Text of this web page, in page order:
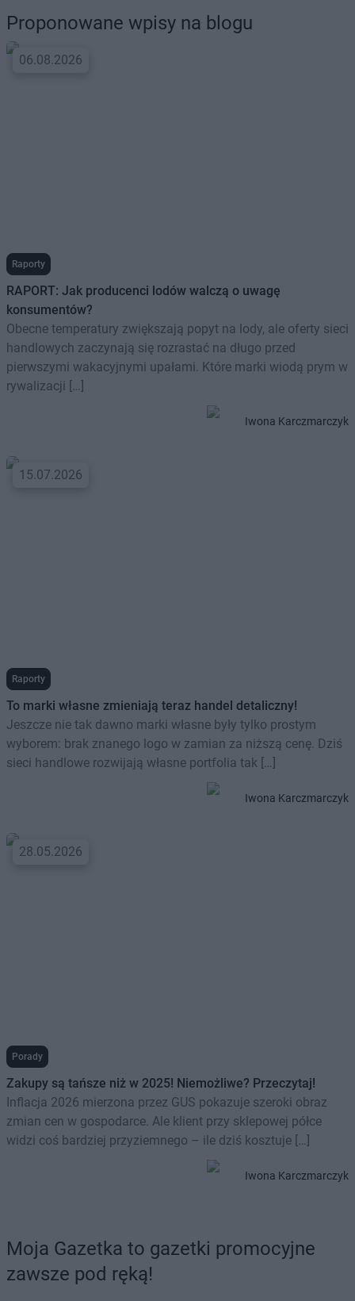
Proponowane wpisy na blogu
06.08.2026
Raporty
RAPORT: Jak producenci lodów walczą o uwagę
konsumentów?
Obecne temperatury zwiększają popyt na lody, ale oferty sieci
handlowych zaczynają się rozrastać na długo przed
pierwszymi wakacyjnymi upałami. Które marki wiodą prym w
rywalizacji […]
Iwona Karczmarczyk
15.07.2026
Raporty
To marki własne zmieniają teraz handel detaliczny!
Jeszcze nie tak dawno marki własne były tylko prostym
wyborem: brak znanego logo w zamian za niższą cenę. Dziś
sieci handlowe rozwijają własne portfolia tak […]
Iwona Karczmarczyk
28.05.2026
Porady
Zakupy są tańsze niż w 2025! Niemożliwe? Przeczytaj!
Inflacja 2026 mierzona przez GUS pokazuje szeroki obraz
zmian cen w gospodarce. Ale klient przy sklepowej półce
widzi coś bardziej przyziemnego – ile dziś kosztuje […]
Iwona Karczmarczyk
Moja Gazetka to gazetki promocyjne
zawsze pod ręką!